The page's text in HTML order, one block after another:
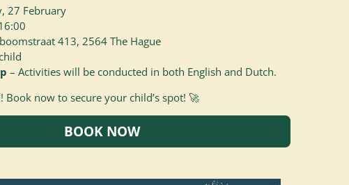
27 February
413, 2564 The Hague
– Activities will be conducted in both English and Dutch.
Book now to secure your child’s spot! 🚀
BOOK NOW